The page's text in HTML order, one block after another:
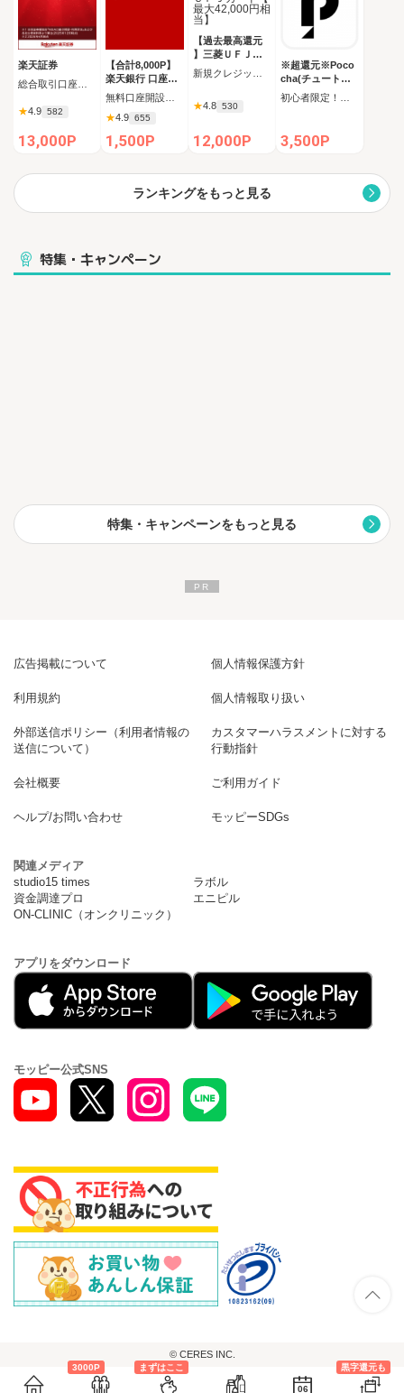
3000P まずはここ
06
黒字還元も
楽天証券
★4.9 582
13,000P
【合計8,000P】
楽天銀行 口座開
設
★4.9 655
1,500P
【過去最高還元
】三菱ＵＦＪカ
ード【最大42,00
0円相当】
★4.8 530
12,000P
※超還元※Poco
cha(チュートリ
アルミッション
全クリア後にコ
3,500P
ランキングをもっと見る
特集・キャンペーン
特集・キャンペーンをもっと見る
広告掲載について 個人情報保護方針
利用規約 個人情報取り扱い
外部送信ポリシー（利用者情報の
送信について）
カスタマーハラスメントに対する
行動指針
会社概要 ご利用ガイド
ヘルプ/お問い合わせ モッピーSDGs
関連メディア
studio15 times
ラボル
資金調達プロ
エニピル
ON-CLINIC（オンクリニック）
アプリをダウンロード
モッピー公式SNS
© CERES INC.